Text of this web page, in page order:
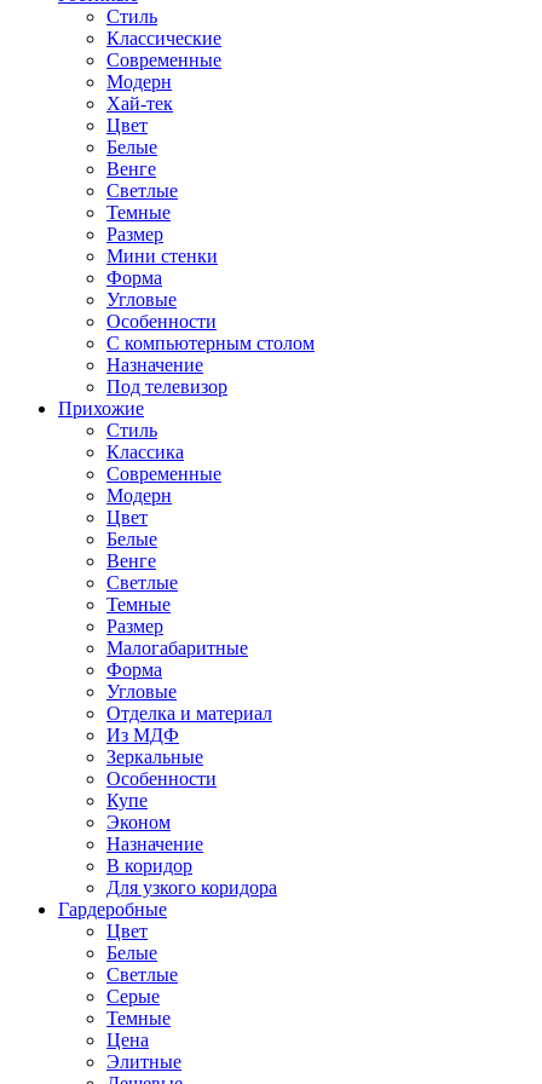
Стиль
Классические
Современные
Модерн
Хай-тек
Цвет
Белые
Венге
Светлые
Темные
Размер
Мини стенки
Форма
Угловые
Особенности
С компьютерным столом
Назначение
Под телевизор
Прихожие
Стиль
Классика
Современные
Модерн
Цвет
Белые
Венге
Светлые
Темные
Размер
Малогабаритные
Форма
Угловые
Отделка и материал
Из МДФ
Зеркальные
Особенности
Купе
Эконом
Назначение
В коридор
Для узкого коридора
Гардеробные
Цвет
Белые
Светлые
Серые
Темные
Цена
Элитные